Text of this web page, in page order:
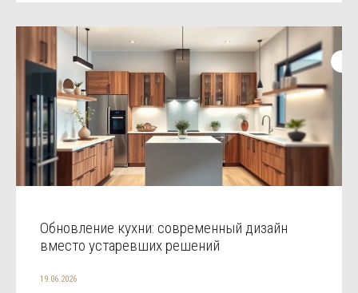
Обновление кухни: современный дизайн
вместо устаревших решений
19.06.2026